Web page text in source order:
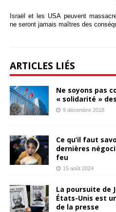
Israël et les USA peuvent
ne seront jamais maîtres des
ARTICLES LIÉS
Ne soyons pas
« solidarité »
9 décembre 2018
Ce qu’il faut
dernières
feu
15 août 2024
La poursuite de
États-Unis est
de la presse